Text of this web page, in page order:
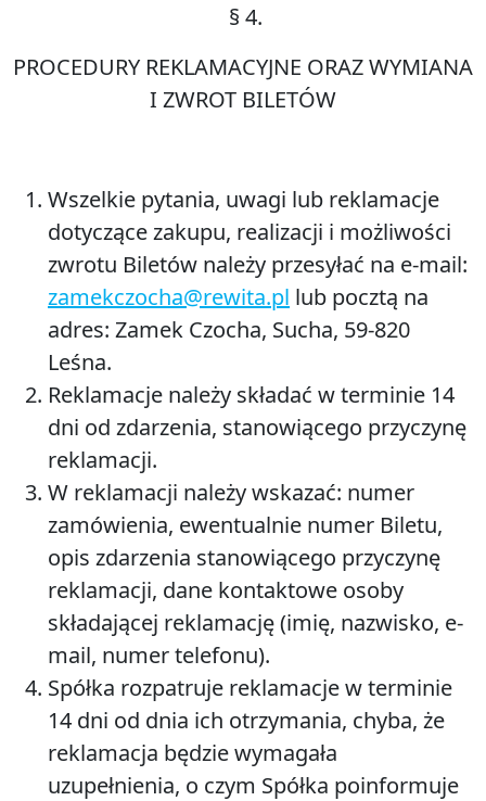
§ 4.
PROCEDURY REKLAMACYJNE ORAZ WYMIANA
I ZWROT BILETÓW
Wszelkie pytania, uwagi lub reklamacje
dotyczące zakupu, realizacji i możliwości
zwrotu Biletów należy przesyłać na e-mail:
zamekczocha@rewita.pl lub pocztą na
adres: Zamek Czocha, Sucha, 59-820
Leśna.
Reklamacje należy składać w terminie 14
dni od zdarzenia, stanowiącego przyczynę
reklamacji.
W reklamacji należy wskazać: numer
zamówienia, ewentualnie numer Biletu,
opis zdarzenia stanowiącego przyczynę
reklamacji, dane kontaktowe osoby
składającej reklamację (imię, nazwisko, e-
mail, numer telefonu).
Spółka rozpatruje reklamacje w terminie
14 dni od dnia ich otrzymania, chyba, że
reklamacja będzie wymagała
uzupełnienia, o czym Spółka poinformuje